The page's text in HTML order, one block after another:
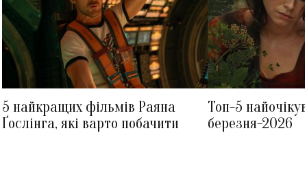
5 найкращих фільмів Раяна
Ґослінга, які варто побачити
Топ-5
березня-2026